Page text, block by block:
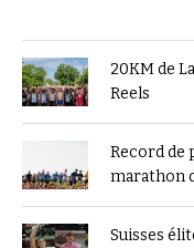
20KM de
Reels
Record de
marathon
Suisses